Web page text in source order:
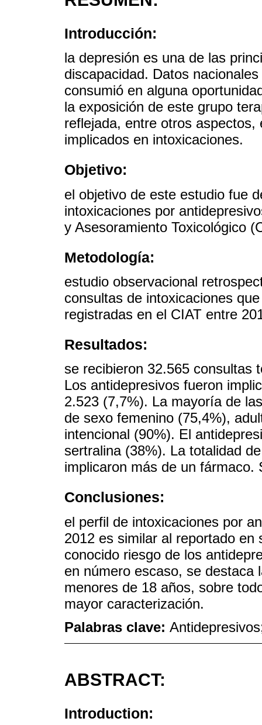
Introducción:
la depresión es una de las
discapacidad. Datos
consumió en alguna
la exposición de este grupo
reflejada, entre otros
implicados en intoxicaciones.
Objetivo:
el objetivo de este estudio fue
intoxicaciones por
y Asesoramiento Toxicológico
Metodología:
estudio observacional
consultas de intoxicaciones
registradas en el CIAT entre
Resultados:
se recibieron 32.565 consultas
Los antidepresivos fueron
2.523 (7,7%). La mayoría de
de sexo femenino (75,4%),
intencional (90%). El
sertralina (38%). La totalidad
implicaron más de un
Conclusiones:
el perfil de intoxicaciones por
2012 es similar al reportado
conocido riesgo de los
en número escaso, se destaca
menores de 18 años, sobre
mayor caracterización.
Palabras clave:
ABSTRACT:
Introduction: